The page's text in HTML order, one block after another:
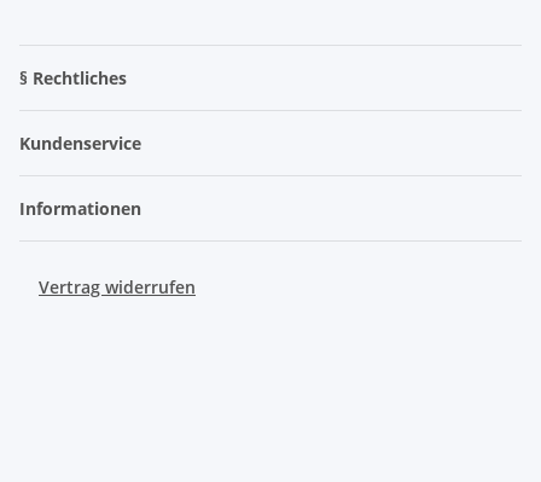
§ Rechtliches
Kundenservice
Informationen
Vertrag widerrufen